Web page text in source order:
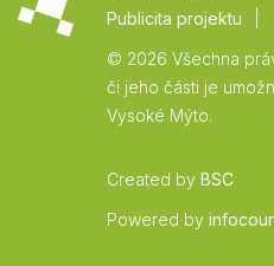
Publicita projektu
© 2026 Všechna
či jeho části je
Vysoké Mýto.
Created by BSC
Powered by